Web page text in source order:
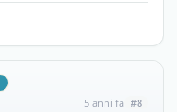
5 anni fa #8